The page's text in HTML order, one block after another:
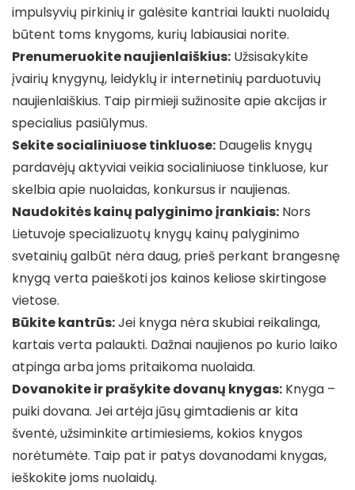
impulsyvių pirkinių ir galėsite kantriai laukti nuolaidų
būtent toms knygoms, kurių labiausiai norite.
Prenumeruokite naujienlaiškius: Užsisakykite
įvairių knygynų, leidyklų ir internetinių parduotuvių
naujienlaiškius. Taip pirmieji sužinosite apie akcijas ir
specialius pasiūlymus.
Sekite socialiniuose tinkluose: Daugelis knygų
pardavėjų aktyviai veikia socialiniuose tinkluose, kur
skelbia apie nuolaidas, konkursus ir naujienas.
Naudokitės kainų palyginimo įrankiais: Nors
Lietuvoje specializuotų knygų kainų palyginimo
svetainių galbūt nėra daug, prieš perkant brangesnę
knygą verta paieškoti jos kainos keliose skirtingose
vietose.
Būkite kantrūs:Jei knyga nėra skubiai reikalinga,
kartais verta palaukti. Dažnai naujienos po kurio laiko
atpinga arba joms pritaikoma nuolaida.
Dovanokite ir prašykite dovanų knygas: Knyga –
puiki dovana. Jei artėja jūsų gimtadienis ar kita
šventė, užsiminkite artimiesiems, kokios knygos
norėtumėte. Taip pat ir patys dovanodami knygas,
ieškokite joms nuolaidų.